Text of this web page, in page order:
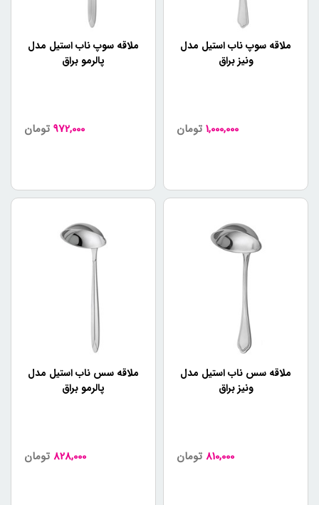
ملاقه سوپ ناب استیل مدل
ونیز براق
1,000,000 تومان
ملاقه سوپ ناب استیل مدل
پالرمو براق
972,000 تومان
ملاقه سس ناب استیل مدل
ونیز براق
810,000 تومان
ملاقه سس ناب استیل مدل
پالرمو براق
828,000 تومان